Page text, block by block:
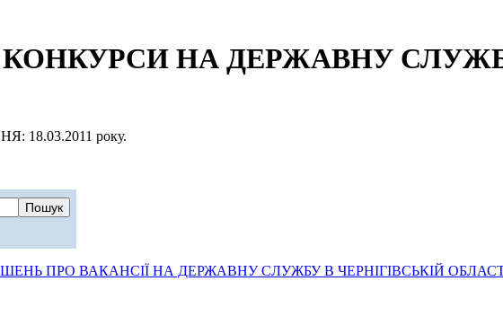
НА ДЕРЖАВНУ
18.03.2011 року.
ПРО ВАКАНСІЇ НА ДЕРЖАВНУ СЛУЖБУ В ЧЕРНІГІВСЬКІЙ